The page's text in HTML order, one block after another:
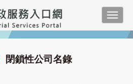
閉鎖性公司名錄